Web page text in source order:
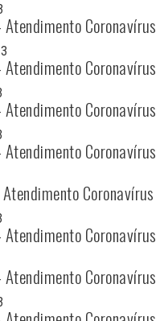
Coronavírus
Coronavírus
Coronavírus
Coronavírus
Coronavírus
Coronavírus
Coronavírus